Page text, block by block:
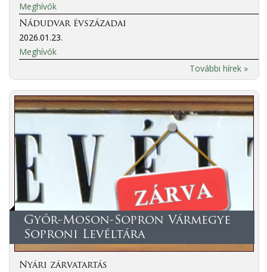
Meghívók
Nádudvar évszázadai
2026.01.23.
Meghívók
További hírek »
Győr-Moson-Sopron Vármegye
Soproni Levéltára
Nyári zárvatartás